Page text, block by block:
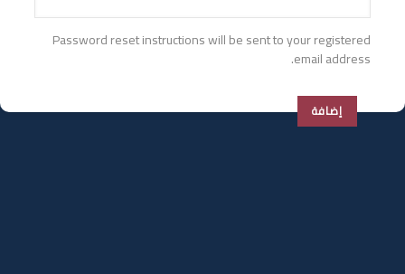
Password reset instructions will be sent to your registered
email address.